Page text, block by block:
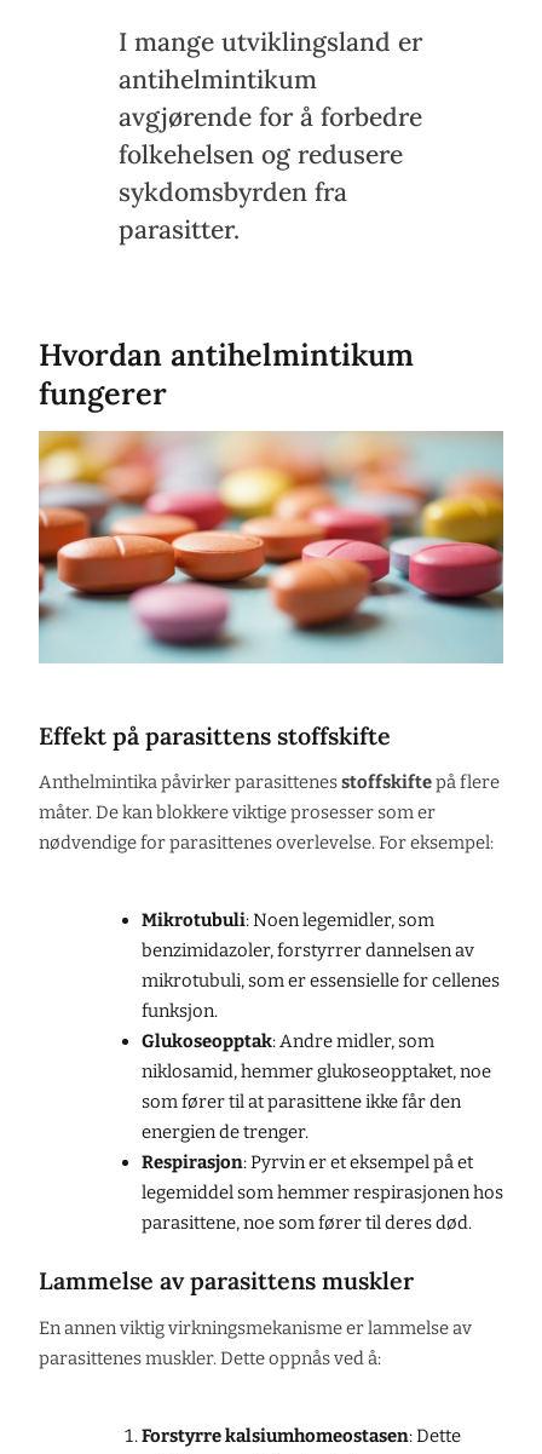
I mange utviklingsland er
antihelmintikum
avgjørende for å forbedre
folkehelsen og redusere
sykdomsbyrden fra
parasitter.
Hvordan antihelmintikum
fungerer
Effekt på parasittens stoffskifte
Anthelmintika påvirker parasittenesstoffskiftepå flere
måter. De kan blokkere viktige prosesser som er
nødvendige for parasittenes overlevelse. For eksempel:
Mikrotubuli: Noen legemidler, som
benzimidazoler, forstyrrer dannelsen av
mikrotubuli, som er essensielle for cellenes
funksjon.
Glukoseopptak: Andre midler, som
niklosamid, hemmer glukoseopptaket, noe
som fører til at parasittene ikke får den
energien de trenger.
Respirasjon: Pyrvin er et eksempel på et
legemiddel som hemmer respirasjonen hos
parasittene, noe som fører til deres død.
Lammelse av parasittens muskler
En annen viktig virkningsmekanisme er lammelse av
parasittenes muskler. Dette oppnås ved å:
Forstyrre kalsiumhomeostasen: Dette